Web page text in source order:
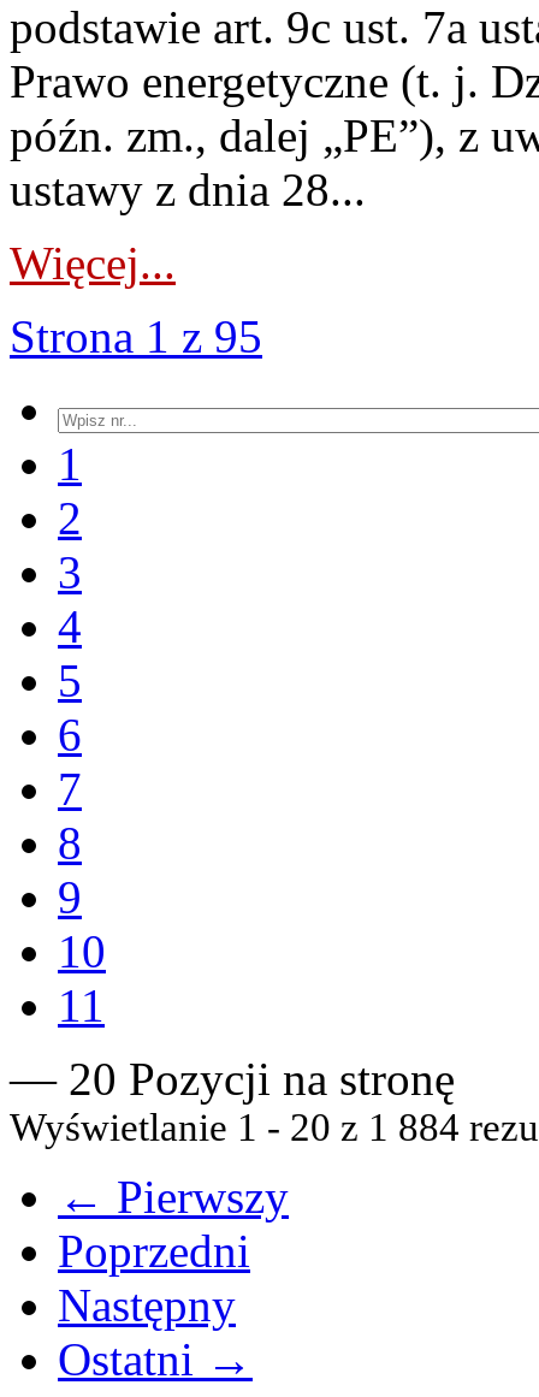
podstawie art. 9c ust. 7a
Prawo energetyczne (t. j.
późn. zm., dalej „PE”), z
ustawy z dnia 28...
Więcej...
Strona 1 z 95
1
2
3
4
5
6
7
8
9
10
11
— 20 Pozycji na stronę
Wyświetlanie 1 - 20 z 1 884
← Pierwszy
Poprzedni
Następny
Ostatni →